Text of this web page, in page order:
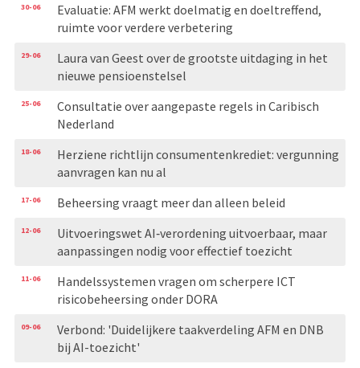
30-06
Evaluatie: AFM werkt doelmatig en doeltreffend,
ruimte voor verdere verbetering
29-06
Laura van Geest over de grootste uitdaging in het
nieuwe pensioenstelsel
25-06
Consultatie over aangepaste regels in Caribisch
Nederland
18-06
Herziene richtlijn consumentenkrediet: vergunning
aanvragen kan nu al
17-06 Beheersing vraagt meer dan alleen beleid
12-06
Uitvoeringswet AI‑verordening uitvoerbaar, maar
aanpassingen nodig voor effectief toezicht
11-06
Handelssystemen vragen om scherpere ICT
risicobeheersing onder DORA
09-06
Verbond: 'Duidelijkere taakverdeling AFM en DNB
bij AI-toezicht'